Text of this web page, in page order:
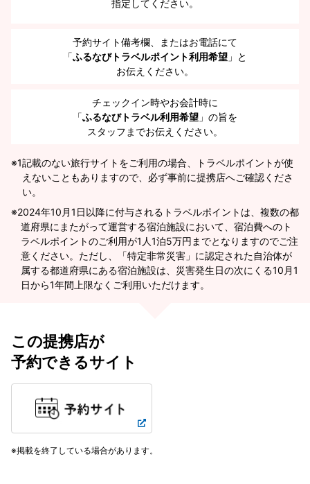
指定してください。
予約サイト備考欄、またはお電話にて
「ふるなびトラベルポイント利用希望 」と
お伝えください。
チェックイン時やお会計時に
「ふるなびトラベル利用希望 」の旨を
スタッフまでお伝えください。
※1記載のない旅行サイトをご利用の場合、トラベルポイントが使
えないこともありますので、必ず事前に提携店へご確認くださ
い。
2024年10月1日以降に付与されるトラベルポイントは、複数の都
道府県にまたがって運営する宿泊施設において、宿泊費へのト
ラベルポイントのご利用が1人1泊5万円までとなりますのでご注
意ください。ただし、「特定非常災害」に認定された自治体が
属する都道府県にある宿泊施設は、災害発生日の次にくる10月1
日から1年間上限なくご利用いただけます。
この提携店が
予約できるサイト
掲載を終了している場合があります。